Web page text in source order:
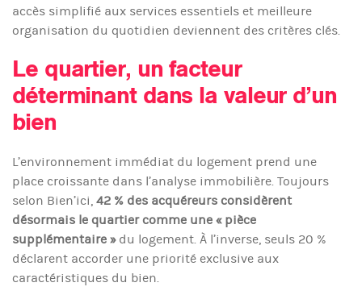
accès simplifié aux services essentiels et meilleure
organisation du quotidien deviennent des critères clés.
Le quartier, un facteur
déterminant dans la valeur d’un
bien
L’environnement immédiat du logement prend une
place croissante dans l’analyse immobilière. Toujours
selon Bien’ici, 42 % des acquéreurs considèrent
désormais le quartier comme une « pièce
supplémentaire »du logement. À l’inverse, seuls 20 %
déclarent accorder une priorité exclusive aux
caractéristiques du bien.